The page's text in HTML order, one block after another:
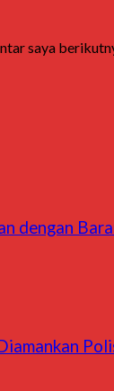
saya
dengan